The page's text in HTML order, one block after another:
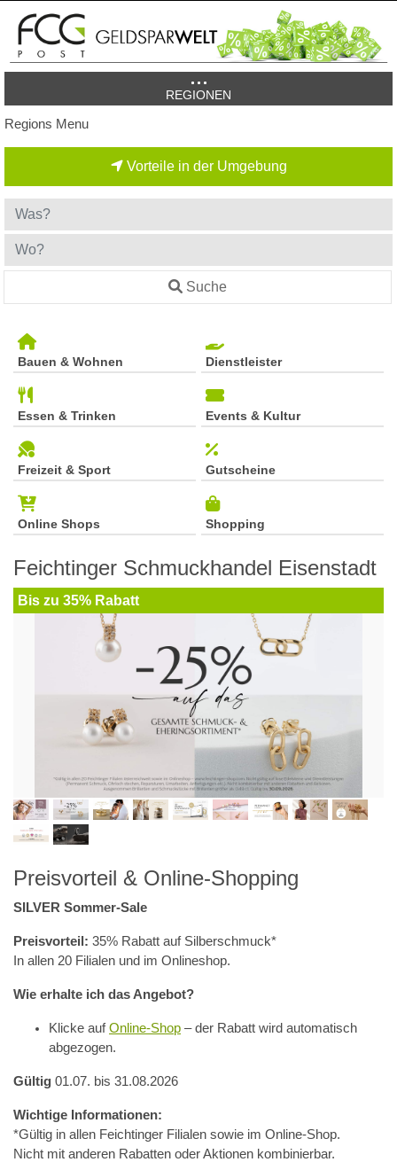
REGIONEN
Regions Menu
Vorteile in der Umgebung
Suche
Bauen & Wohnen Dienstleister
Essen & Trinken Events & Kultur
Freizeit & Sport Gutscheine
Online Shops Shopping
Feichtinger Schmuckhandel Eisenstadt
Bis zu 35% Rabatt
Preisvorteil & Online-Shopping
SILVER Sommer-Sale
Preisvorteil: 35% Rabatt auf Silberschmuck*
In allen 20 Filialen und im Onlineshop.
Wie erhalte ich das Angebot?
Klicke aufOnline-Shop – der Rabatt wird automatisch
abgezogen.
Gültig 01.07. bis 31.08.2026
Wichtige Informationen:
*Gültig in allen Feichtinger Filialen sowie im Online-Shop.
Nicht mit anderen Rabatten oder Aktionen kombinierbar.